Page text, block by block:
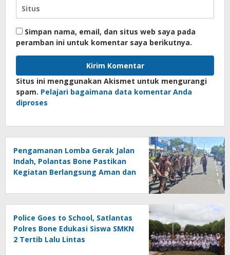
Simpan nama, email, dan situs web saya pada
peramban ini untuk komentar saya berikutnya.
Situs ini menggunakan Akismet untuk mengurangi
spam. Pelajari bagaimana data komentar Anda
diproses
Pengamanan Lomba Gerak Jalan
Indah, Polantas Bone Pastikan
Kegiatan Berlangsung Aman dan
Police Goes to School, Satlantas
Polres Bone Edukasi Siswa SMKN
2 Tertib Lalu Lintas